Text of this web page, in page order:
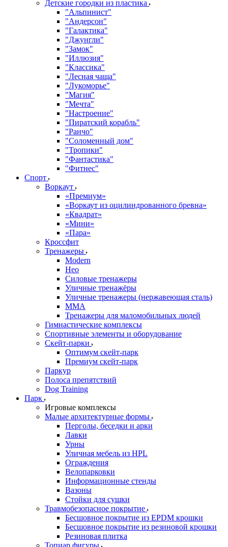
Детские городки из пластика
"Альпинист"
"Андерсон"
"Галактика"
"Джунгли"
"Замок"
"Иллюзия"
"Классика"
"Лесная чаща"
"Лукоморье"
"Магия"
"Мечта"
"Настроение"
"Пиратский корабль"
"Ранчо"
"Соломенный дом"
"Тропики"
"Фантастика"
"Фитнес"
Спорт
Воркаут
«Премиум»
«Воркаут из оцилиндрованного бревна»
«Квадрат»
«Мини»
«Пара»
Кроссфит
Тренажеры
Modern
Нео
Силовые тренажеры
Уличные тренажёры
Уличные тренажеры (нержавеющая сталь)
ММА
Тренажеры для маломобильных людей
Гимнастические комплексы
Спортивные элементы и оборудование
Скейт-парки
Оптимум скейт-парк
Премиум скейт-парк
Паркур
Полоса препятствий
Dog Training
Парк
Игровые комплексы
Малые архитектурные формы
Перголы, беседки и арки
Лавки
Урны
Уличная мебель из HPL
Ограждения
Велопарковки
Информационные стенды
Вазоны
Стойки для сушки
Травмобезопасное покрытие
Бесшовное покрытие из EPDM крошки
Бесшовное покрытие из резиновой крошки
Резиновая плитка
Топиар фигуры